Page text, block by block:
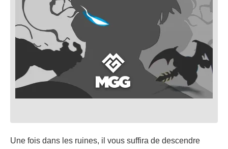
Une fois dans les ruines, il vous suffira de descendre